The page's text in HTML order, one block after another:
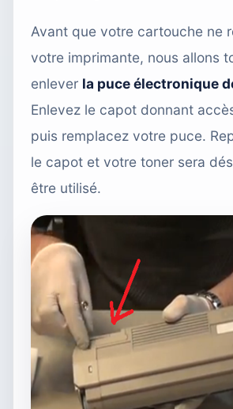
Avant que votre cartouche ne
votre imprimante, nous allons
enlever la puce électronique
Enlevez le capot donnant
puis remplacez votre puce.
le capot et votre toner sera
être utilisé.